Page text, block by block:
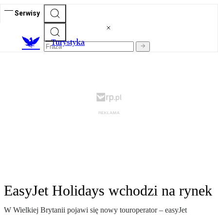
Serwisy
Turystyka
EasyJet Holidays wchodzi na rynek
W Wielkiej Brytanii pojawi się nowy touroperator – easyJet